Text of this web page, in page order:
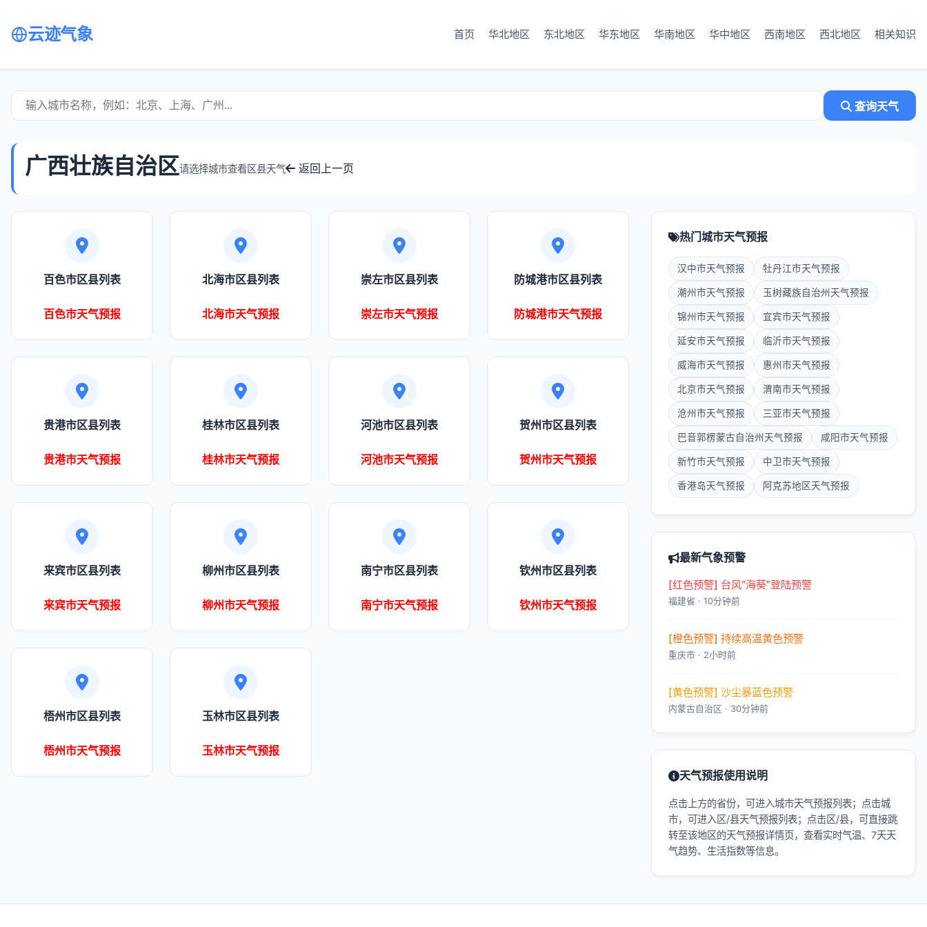
云迹气象 首页 华北地区 东北地区 华东地区 华南地区 华中地区 西南地区 西北地区 相关知识
查询天气
广西壮族自治区请选择城市查看区县天气 返回上一页
百色市区县列表
百色市天气预报
北海市区县列表
北海市天气预报
崇左市区县列表
崇左市天气预报
防城港市区县列表
防城港市天气预报
贵港市区县列表
贵港市天气预报
桂林市区县列表
桂林市天气预报
河池市区县列表
河池市天气预报
贺州市区县列表
贺州市天气预报
来宾市区县列表
来宾市天气预报
柳州市区县列表
柳州市天气预报
南宁市区县列表
南宁市天气预报
钦州市区县列表
钦州市天气预报
梧州市区县列表
梧州市天气预报
玉林市区县列表
玉林市天气预报
热门城市天气预报
汉中市天气预报 牡丹江市天气预报
潮州市天气预报 玉树藏族自治州天气预报
锦州市天气预报 宜宾市天气预报
延安市天气预报 临沂市天气预报
威海市天气预报 惠州市天气预报
北京市天气预报 渭南市天气预报
沧州市天气预报 三亚市天气预报
巴音郭楞蒙古自治州天气预报 咸阳市天气预报
新竹市天气预报 中卫市天气预报
香港岛天气预报 阿克苏地区天气预报
最新气象预警
[红色预警] 台风“海葵”登陆预警
福建省 · 10分钟前
[橙色预警] 持续高温黄色预警
重庆市 · 2小时前
[黄色预警] 沙尘暴蓝色预警
内蒙古自治区 · 30分钟前
天气预报使用说明
点击上方的省份，可进入城市天气预报列表；点击城
市，可进入区/县天气预报列表；点击区/县，可直接跳
转至该地区的天气预报详情页，查看实时气温、7天天
气趋势、生活指数等信息。